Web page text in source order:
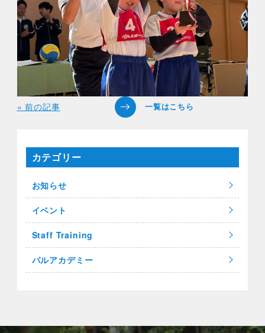
« 前の記事
カテゴリー
お知らせ
イベント
Staff Training
パルアカデミー